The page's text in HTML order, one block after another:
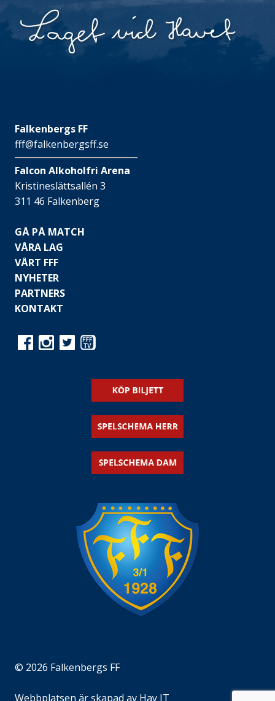
Falkenbergs FF
fff@falkenbergsff.se
Falcon Alkoholfri Arena
Kristineslättsallén 3
311 46 Falkenberg
GÅ PÅ MATCH
VÅRA LAG
VÅRT FFF
NYHETER
PARTNERS
KONTAKT
© 2026 Falkenbergs FF
Webbplatsen är skapad av Hay IT